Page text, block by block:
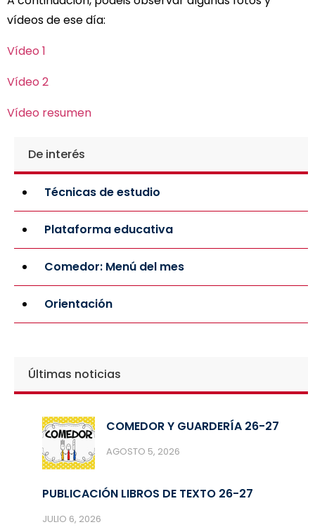
vídeos de ese día:
Vídeo 1
Vídeo 2
Vídeo resumen
De interés
Técnicas de estudio
Plataforma educativa
Comedor: Menú del mes
Orientación
Últimas noticias
COMEDOR Y GUARDERÍA 26-27
AGOSTO 5, 2026
PUBLICACIÓN LIBROS DE TEXTO 26-27
JULIO 6, 2026